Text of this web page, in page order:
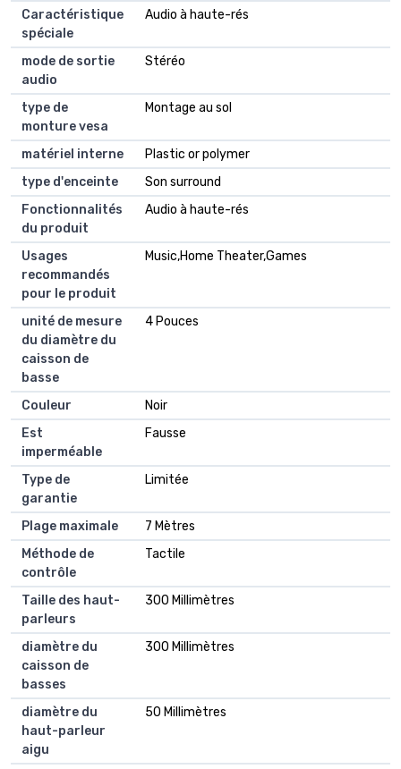
Caractéristique
spéciale
Audio à haute-rés
mode de sortie
audio
Stéréo
type de
monture vesa
Montage au sol
matériel interne
Plastic or polymer
type d'enceinte
Son surround
Fonctionnalités
du produit
Audio à haute-rés
Usages
recommandés
pour le produit
Music,Home Theater,Games
unité de mesure
du diamètre du
caisson de
basse
4 Pouces
Couleur
Noir
Est
imperméable
Fausse
Type de
garantie
Limitée
Plage maximale
7 Mètres
Méthode de
contrôle
Tactile
Taille des haut-
parleurs
300 Millimètres
diamètre du
caisson de
basses
300 Millimètres
diamètre du
haut-parleur
aigu
50 Millimètres